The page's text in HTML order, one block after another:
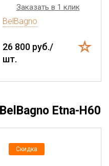
Заказать в 1 клик
BelBagno
26 800 руб./
шт.
Etna-H60
Скидка